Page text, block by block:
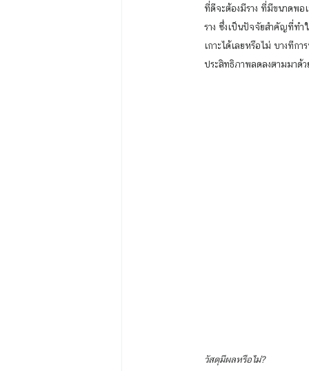
ที่ดีจะต้องมีราง ที่มีขนาดพ
ราง ซึ่งเป็นปัจจัยสำคัญที่ทำ
เกาะได้เลยหรือไม่ บางทีก
ประสิทธิภาพลดลงตามมาด้
วัสดุมีผลหรือไม่?